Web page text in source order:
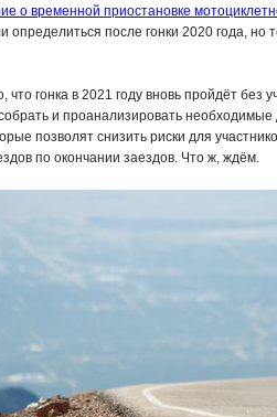
о временной приостановке
определиться после гонки 2020 года,
что гонка в 2021 году вновь пройдёт без
и проанализировать
позволят снизить риски для
по окончании заездов. Что ж, ждём.